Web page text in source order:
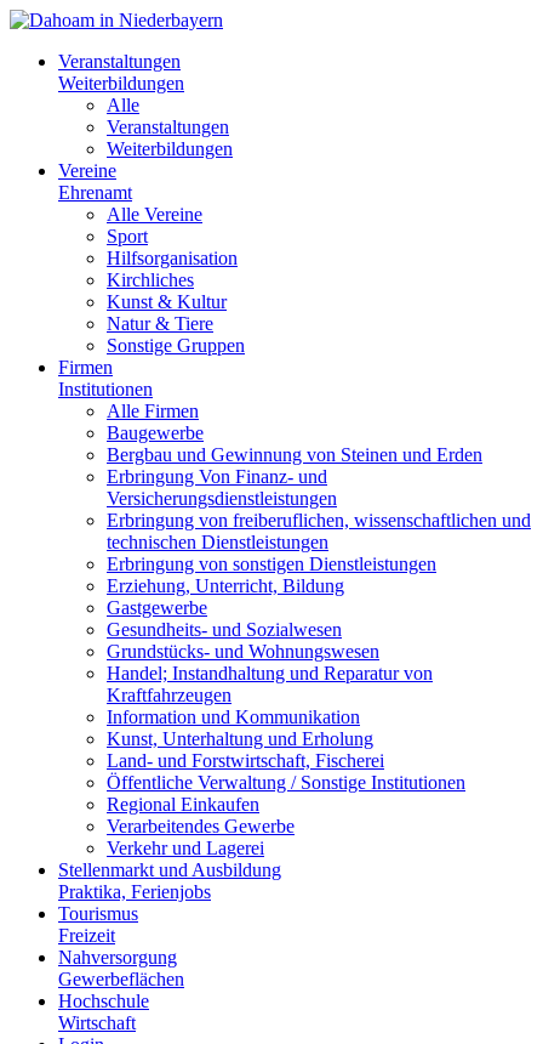
Veranstaltungen
Weiterbildungen
Alle
Veranstaltungen
Weiterbildungen
Vereine
Ehrenamt
Alle Vereine
Sport
Hilfsorganisation
Kirchliches
Kunst & Kultur
Natur & Tiere
Sonstige Gruppen
Firmen
Institutionen
Alle Firmen
Baugewerbe
Bergbau und Gewinnung von Steinen und Erden
Erbringung Von Finanz- und
Versicherungsdienstleistungen
Erbringung von freiberuflichen, wissenschaftlichen und
technischen Dienstleistungen
Erbringung von sonstigen Dienstleistungen
Erziehung, Unterricht, Bildung
Gastgewerbe
Gesundheits- und Sozialwesen
Grundstücks- und Wohnungswesen
Handel; Instandhaltung und Reparatur von
Kraftfahrzeugen
Information und Kommunikation
Kunst, Unterhaltung und Erholung
Land- und Forstwirtschaft, Fischerei
Öffentliche Verwaltung / Sonstige Institutionen
Regional Einkaufen
Verarbeitendes Gewerbe
Verkehr und Lagerei
Stellenmarkt und Ausbildung
Praktika, Ferienjobs
Tourismus
Freizeit
Nahversorgung
Gewerbeflächen
Hochschule
Wirtschaft